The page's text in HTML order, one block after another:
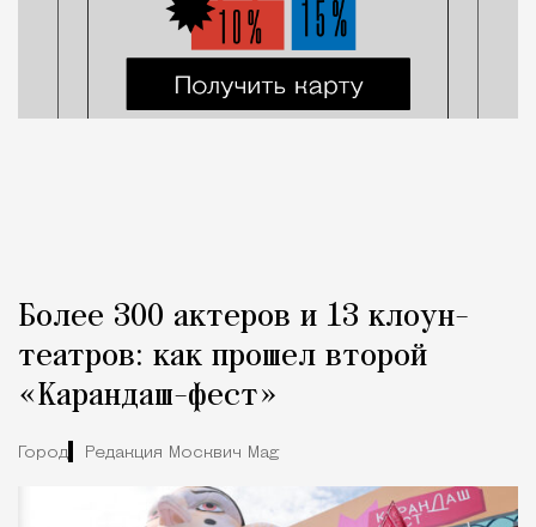
Более 300 актеров и 13 клоун-
театров: как прошел второй
«Карандаш-фест»
Город Редакция Москвич Mag